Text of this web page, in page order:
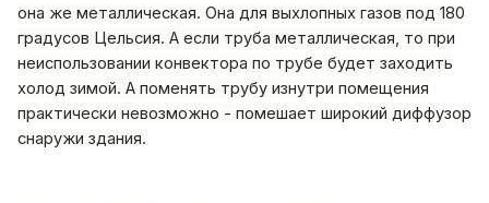
она же металлическая. Она для выхлопных газов под 180
градусов Цельсия. А если труба металлическая, то при
неиспользовании конвектора по трубе будет заходить
холод зимой. А поменять трубу изнутри помещения
практически невозможно - помешает широкий диффузор
снаружи здания.